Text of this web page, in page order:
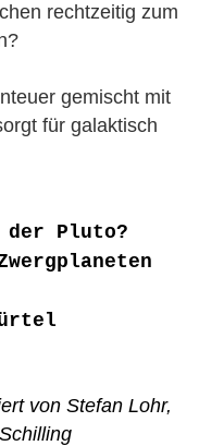
rechtzeitig zum
gemischt mit
für galaktisch
der Pluto?
von Stefan Lohr,